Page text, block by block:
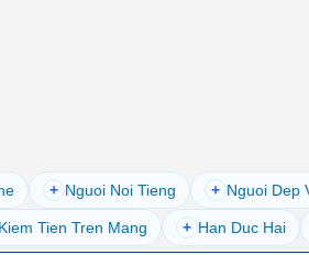
+ Nguoi Noi Tieng + Nguoi Dep
Kiem Tien Tren Mang + Han Duc Hai